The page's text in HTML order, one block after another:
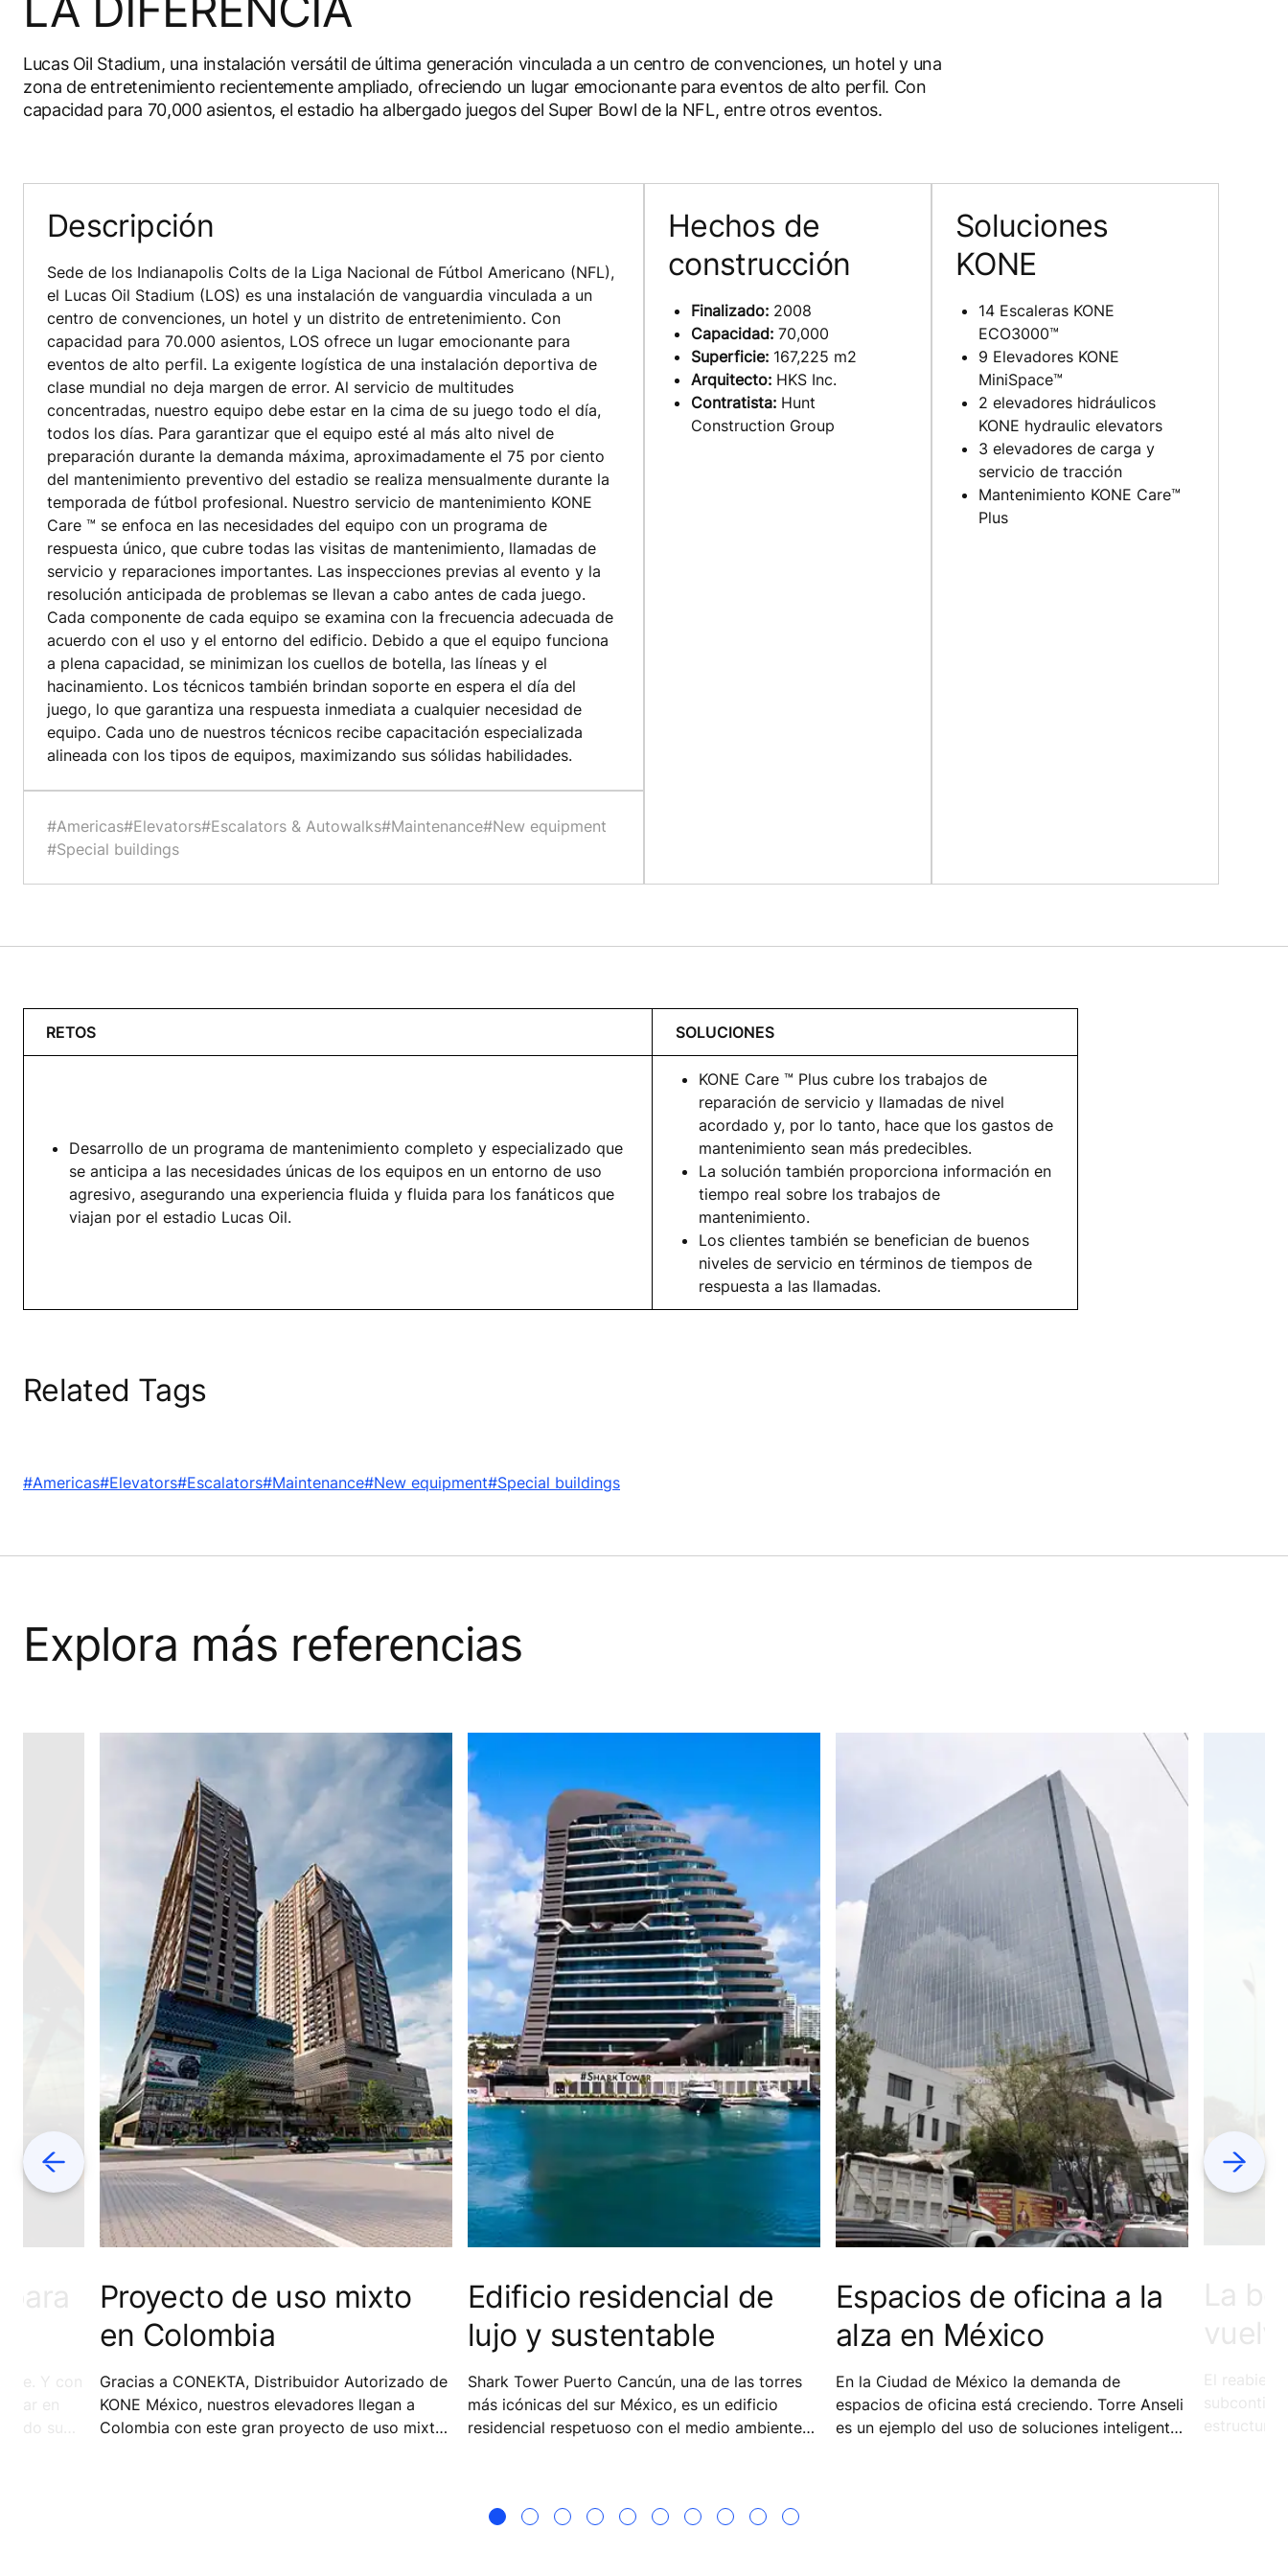
Lucas Oil Stadium, una instalación versátil de última generación vinculada a un centro de convenciones, un hotel y una
zona de entretenimiento recientemente ampliado, ofreciendo un lugar emocionante para eventos de alto perfil. Con
capacidad para 70,000 asientos, el estadio ha albergado juegos del Super Bowl de la NFL, entre otros eventos.
Descripción
Sede de los Indianapolis Colts de la Liga Nacional de Fútbol Americano (NFL),
el Lucas Oil Stadium (LOS) es una instalación de vanguardia vinculada a un
centro de convenciones, un hotel y un distrito de entretenimiento. Con
capacidad para 70.000 asientos, LOS ofrece un lugar emocionante para
eventos de alto perfil. La exigente logística de una instalación deportiva de
clase mundial no deja margen de error. Al servicio de multitudes
concentradas, nuestro equipo debe estar en la cima de su juego todo el día,
todos los días. Para garantizar que el equipo esté al más alto nivel de
preparación durante la demanda máxima, aproximadamente el 75 por ciento
del mantenimiento preventivo del estadio se realiza mensualmente durante la
temporada de fútbol profesional. Nuestro servicio de mantenimiento KONE
Care ™ se enfoca en las necesidades del equipo con un programa de
respuesta único, que cubre todas las visitas de mantenimiento, llamadas de
servicio y reparaciones importantes. Las inspecciones previas al evento y la
resolución anticipada de problemas se llevan a cabo antes de cada juego.
Cada componente de cada equipo se examina con la frecuencia adecuada de
acuerdo con el uso y el entorno del edificio. Debido a que el equipo funciona
a plena capacidad, se minimizan los cuellos de botella, las líneas y el
hacinamiento. Los técnicos también brindan soporte en espera el día del
juego, lo que garantiza una respuesta inmediata a cualquier necesidad de
equipo. Cada uno de nuestros técnicos recibe capacitación especializada
alineada con los tipos de equipos, maximizando sus sólidas habilidades.
#Americas#Elevators#Escalators & Autowalks#Maintenance#New equipment
#Special buildings
Hechos de
construcción
Finalizado: 2008
Capacidad: 70,000
Superficie: 167,225 m2
Arquitecto: HKS Inc.
Contratista: Hunt
Construction Group
Soluciones
KONE
14 Escaleras KONE
ECO3000™
9 Elevadores KONE
MiniSpace™
2 elevadores hidráulicos
KONE hydraulic elevators
3 elevadores de carga y
servicio de tracción
Mantenimiento KONE Care™
Plus
RETOS SOLUCIONES
Desarrollo de un programa de mantenimiento completo y especializado que
se anticipa a las necesidades únicas de los equipos en un entorno de uso
agresivo, asegurando una experiencia fluida y fluida para los fanáticos que
viajan por el estadio Lucas Oil.
KONE Care ™ Plus cubre los trabajos de
reparación de servicio y llamadas de nivel
acordado y, por lo tanto, hace que los gastos de
mantenimiento sean más predecibles.
La solución también proporciona información en
tiempo real sobre los trabajos de
mantenimiento.
Los clientes también se benefician de buenos
niveles de servicio en términos de tiempos de
respuesta a las llamadas.
Related Tags
#Americas#Elevators#Escalators#Maintenance#New equipment#Special buildings
Explora más referencias
Previous
Y con
en
su
Proyecto de uso mixto
en Colombia
Gracias a CONEKTA, Distribuidor Autorizado de
KONE México, nuestros elevadores llegan a
Colombia con este gran proyecto de uso mixto
Edificio residencial de
lujo y sustentable
Shark Tower Puerto Cancún, una de las torres
más icónicas del sur México, es un edificio
residencial respetuoso con el medio ambiente
Espacios de oficina a la
alza en México
En la Ciudad de México la demanda de
espacios de oficina está creciendo. Torre Anseli
es un ejemplo del uso de soluciones inteligentes
La
El